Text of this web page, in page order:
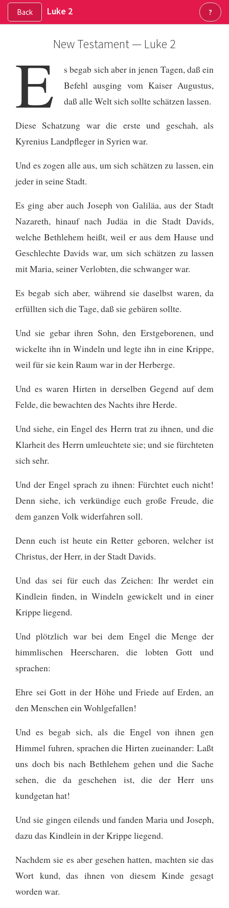
Back Luke 2 ?
New Testament — Luke 2
E
s begab sich aber in jenen Tagen, daß ein
Befehl ausging vom Kaiser Augustus,
daß alle Welt sich sollte schätzen lassen.
Diese Schatzung war die erste und geschah, als
Kyrenius Landpfleger in Syrien war.
Und es zogen alle aus, um sich schätzen zu lassen, ein
jeder in seine Stadt.
Es ging aber auch Joseph von Galiläa, aus der Stadt
Nazareth, hinauf nach Judäa in die Stadt Davids,
welche Bethlehem heißt, weil er aus dem Hause und
Geschlechte Davids war, um sich schätzen zu lassen
mit Maria, seiner Verlobten, die schwanger war.
Es begab sich aber, während sie daselbst waren, da
erfüllten sich die Tage, daß sie gebären sollte.
Und sie gebar ihren Sohn, den Erstgeborenen, und
wickelte ihn in Windeln und legte ihn in eine Krippe,
weil für sie kein Raum war in der Herberge.
Und es waren Hirten in derselben Gegend auf dem
Felde, die bewachten des Nachts ihre Herde.
Und siehe, ein Engel des Herrn trat zu ihnen, und die
Klarheit des Herrn umleuchtete sie; und sie fürchteten
sich sehr.
Und der Engel sprach zu ihnen: Fürchtet euch nicht!
Denn siehe, ich verkündige euch große Freude, die
dem ganzen Volk widerfahren soll.
Denn euch ist heute ein Retter geboren, welcher ist
Christus, der Herr, in der Stadt Davids.
Und das sei für euch das Zeichen: Ihr werdet ein
Kindlein finden, in Windeln gewickelt und in einer
Krippe liegend.
Und plötzlich war bei dem Engel die Menge der
himmlischen Heerscharen, die lobten Gott und
sprachen:
Ehre sei Gott in der Höhe und Friede auf Erden, an
den Menschen ein Wohlgefallen!
Und es begab sich, als die Engel von ihnen gen
Himmel fuhren, sprachen die Hirten zueinander: Laßt
uns doch bis nach Bethlehem gehen und die Sache
sehen, die da geschehen ist, die der Herr uns
kundgetan hat!
Und sie gingen eilends und fanden Maria und Joseph,
dazu das Kindlein in der Krippe liegend.
Nachdem sie es aber gesehen hatten, machten sie das
Wort kund, das ihnen von diesem Kinde gesagt
worden war.